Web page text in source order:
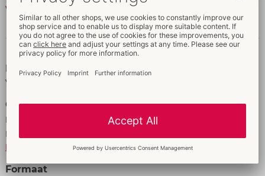
afgespoeld onder helder water. De masturbator kan hygiënisch
gedroogd worden op het droogrekje dat geïntegreerd is in de
stijlvolle verpakkingsdoos.
10,8 x 10,8 x 10,6 cm (zeer elastisch).
Elastomeer, ABS, PC.
Verder lezen
Gegevens en kenmerken
Kenmerken
Voor mannen
Gegevens
Kleur:
Materiaal:
Naar de materiële informatie
Formaat